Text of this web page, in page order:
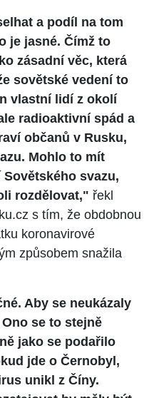
a podíl na tom
je jasné. Čímž to
zásadní věc, která
sovětské vedení to
vlastní lidí z okolí
radioaktivní spád a
občanů v Rusku,
Mohlo to mít
svazu,
rozdělovat," řekl
s tím, že obdobnou
koronavirové
způsobem snažila
Aby se neukázaly
se to stejně
jako se podařilo
jde o Černobyl,
unikl z Číny.